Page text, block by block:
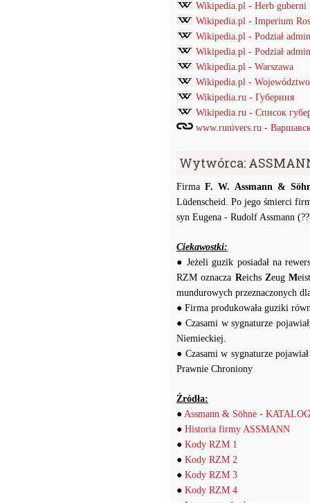
Wikipedia.pl - Herb guberni
Wikipedia.pl - Imperium
Wikipedia.pl - Podział
Wikipedia.pl - Podział
Wikipedia.pl - Warszawa
Wikipedia.pl -
Wikipedia.ru - Губерния
Wikipedia.ru - Список
www.runivers.ru -
Wytwórca:
FirmaF. W. Assmann &
Lüdenscheid. Po jego śmierci
syn Eugena - Rudolf Assmann
Ciekawostki:
● Jeżeli guzik posiadał na
RZM oznacza ReichsZeugM
mundurowych przeznaczonych
● Firma produkowała guziki
● Czasami w sygnaturze
Niemieckiej.
● Czasami w sygnaturze
Prawnie Chroniony
Źródła:
● Assmann & Söhne - KATALOG
● Historia firmy ASSMANN
● Kody RZM 1
● Kody RZM 2
● Kody RZM 3
● Kody RZM 4